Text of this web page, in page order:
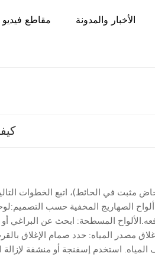
مقاطع فيديو الأخبار والمدونة
نوع اللوحةتختلف ألواح الصهاريج المخفية حسب
المسطحة: ابحث عن البراغي أو
الآمنةقم بإغلاق مصدر المياه: حدد صمام